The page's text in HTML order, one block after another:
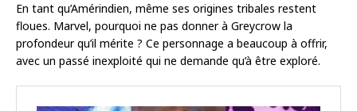
En tant qu’Amérindien, même ses origines tribales restent
floues. Marvel, pourquoi ne pas donner à Greycrow la
profondeur qu’il mérite ? Ce personnage a beaucoup à offrir,
avec un passé inexploité qui ne demande qu’à être exploré.